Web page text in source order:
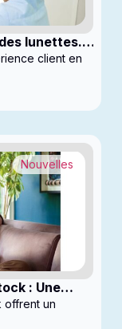
lunettes.
client en
: Une
la myopie
Nouvelles
offrent un